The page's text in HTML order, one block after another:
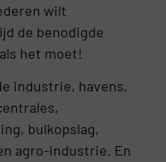
wilt
de benodigde
het moet!
industrie, havens,
bulkopslag,
agro-industrie. En